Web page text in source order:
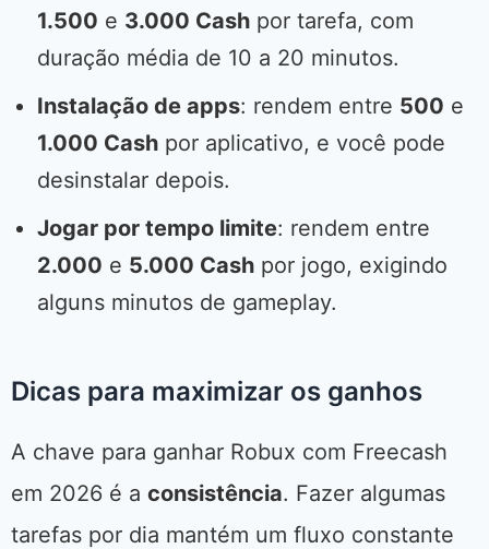
1.500 e 3.000 Cash por tarefa, com
duração média de 10 a 20 minutos.
Instalação de apps: rendem entre 500 e
1.000 Cash por aplicativo, e você pode
desinstalar depois.
Jogar por tempo limite: rendem entre
2.000 e 5.000 Cash por jogo, exigindo
alguns minutos de gameplay.
Dicas para maximizar os ganhos
A chave para ganhar Robux com Freecash
em 2026 é a consistência. Fazer algumas
tarefas por dia mantém um fluxo constante